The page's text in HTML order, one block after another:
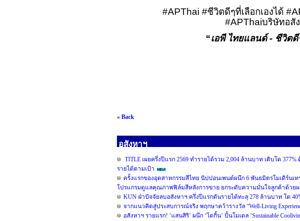
#APThai #ชีวิตดีๆที่เลือกเองได้
#APThaiบริษัทอสั
“เอพี ไทยแลนด์- ชีวิตดี
« Back
อสังหาฯ
TITLE เผยครึ่งปีแรก 2569 ทำรายได้รวม 2,004 ล้านบาท เติบโต
รายได้ตามเป้า
ครั้งแรกของอุตสาหกรรมสีไทย นิปปอนเพนต์ผนึก 6 พันธมิตรโมเดิร์นเท
โปรแกรมดูแลคุณภาพฟิล์มสีหลังการขาย ยกระดับความมั่นใจลูกค้าด้ว
KUN ฝ่าปัจจัยลบอสังหาฯ ครึ่งปีแรกดันรายได้ทะลุ 278 ล้านบาท โต
จากแนวคิดสู่ประสบการณ์จริง พฤกษาคว้ารางวัล “Well-Living
อสังหาฯ รายแรก! ‘แสนสิริ’ ผนึก ‘ไดกิ้น’ ปั้นโมเดล ‘Sustainable